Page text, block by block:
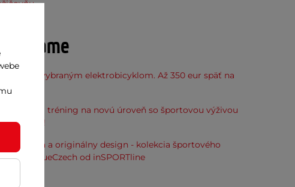
k vybraným elektrobicyklom. Až 350 eur späť na
nákup.
svoj tréning na novú úroveň so športovou výživou
kvalita a originálny design - kolekcia športového
TrueCzech od inSPORTline